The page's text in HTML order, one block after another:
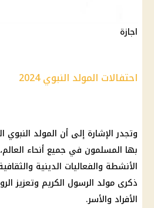
اجازة
احتفالات المولد النبوي 2024
وتجدر الإشارة إلى أن المولد النبوي
بها المسلمون في جميع أنحاء
الأنشطة والفعاليات الدينية
ذكرى مولد الرسول الكريم وتعزيز
الأفراد والأسر.